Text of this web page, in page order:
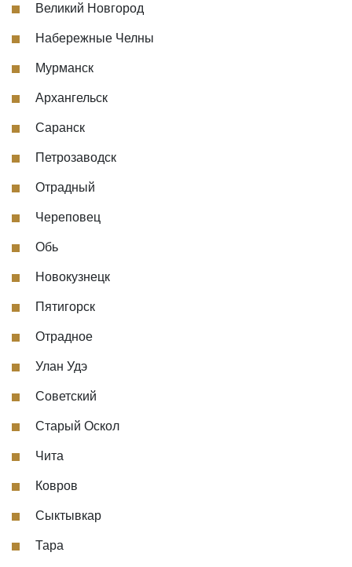
Великий Новгород
Набережные Челны
Мурманск
Архангельск
Саранск
Петрозаводск
Отрадный
Череповец
Обь
Новокузнецк
Пятигорск
Отрадное
Улан Удэ
Советский
Старый Оскол
Чита
Ковров
Сыктывкар
Тара